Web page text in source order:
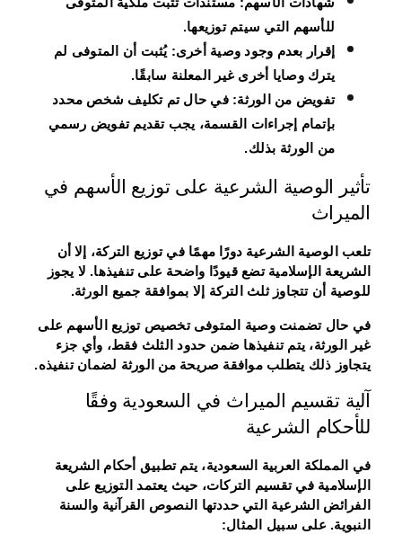
شهادات الأسهم: مستندات تُثبت ملكية المتوفى
للأسهم التي سيتم توزيعها.
إقرار بعدم وجود وصية أخرى: يُثبت أن المتوفى لم
يترك وصايا أخرى غير المعلنة سابقًا.
تفويض من الورثة: في حال تم تكليف شخص محدد
بإتمام إجراءات القسمة، يجب تقديم تفويض رسمي
من الورثة بذلك.
تأثير الوصية الشرعية على توزيع الأسهم في
الميراث
تلعب الوصية الشرعية دورًا مهمًا في توزيع التركة، إلا أن
الشريعة الإسلامية تضع قيودًا واضحة على تنفيذها. لا يجوز
للوصية أن تتجاوز ثلث التركة إلا بموافقة جميع الورثة.
في حال تضمنت وصية المتوفى تخصيص توزيع الأسهم على
غير الورثة، يتم تنفيذها ضمن حدود الثلث فقط، وأي جزء
يتجاوز ذلك يتطلب موافقة صريحة من الورثة لضمان تنفيذه.
آلية تقسيم الميراث في السعودية وفقًا
للأحكام الشرعية
في المملكة العربية السعودية، يتم تطبيق أحكام الشريعة
الإسلامية في تقسيم التركات، حيث يعتمد التوزيع على
الفرائض الشرعية التي حددتها النصوص القرآنية والسنة
النبوية. على سبيل المثال: